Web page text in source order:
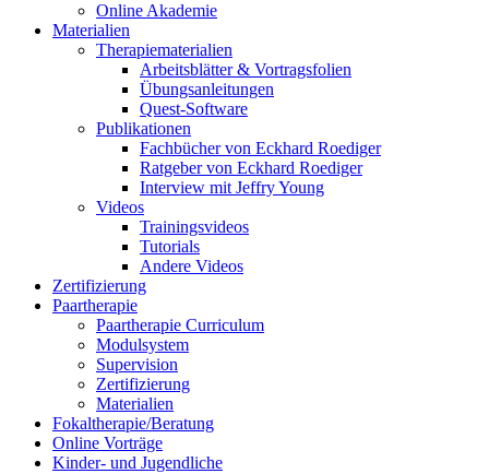
Online Akademie
Materialien
Therapiematerialien
Arbeitsblätter & Vortragsfolien
Übungsanleitungen
Quest-Software
Publikationen
Fachbücher von Eckhard Roediger
Ratgeber von Eckhard Roediger
Interview mit Jeffry Young
Videos
Trainingsvideos
Tutorials
Andere Videos
Zertifizierung
Paartherapie
Paartherapie Curriculum
Modulsystem
Supervision
Zertifizierung
Materialien
Fokaltherapie/Beratung
Online Vorträge
Kinder- und Jugendliche